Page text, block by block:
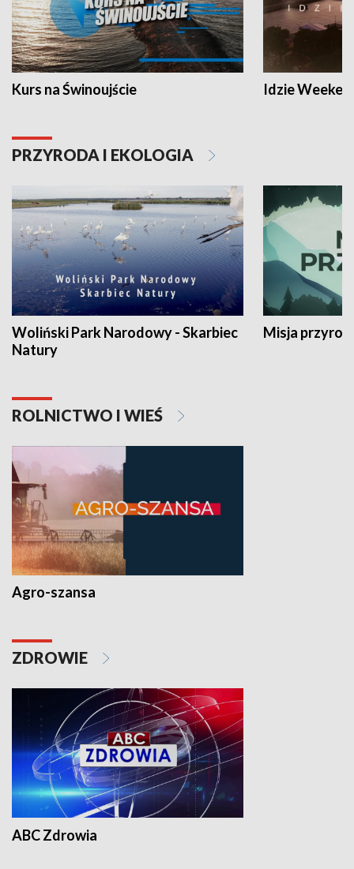
Kurs na Świnoujście Idzie
PRZYRODA I EKOLOGIA
Woliński Park Narodowy - Skarbiec
Natury
Misja
ROLNICTWO I WIEŚ
Agro-szansa
ZDROWIE
ABC Zdrowia